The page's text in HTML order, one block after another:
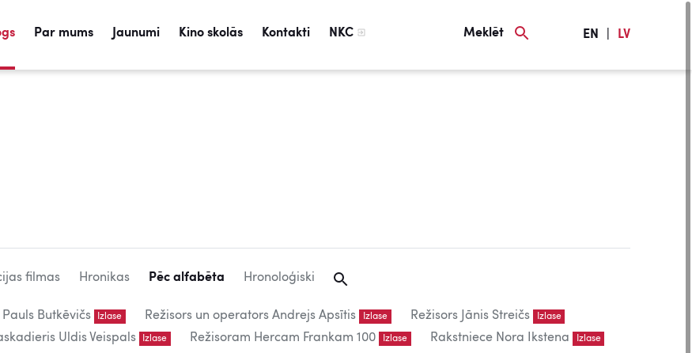
Par mums Jaunumi Kino skolās Kontakti NKC Meklēt EN LV
filmas Hronikas Pēc alfabēta Hronoloģiski
Butkēvičs Izlase Režisors un operators Andrejs Apsītis Izlase Režisors Jānis Streičs Izlase
Uldis Veispals Izlase Režisoram Hercam Frankam 100 Izlase Rakstniece Nora Ikstena Izlase